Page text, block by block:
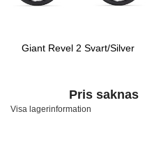
Giant Revel 2 Svart/Silver
Pris saknas
Visa lagerinformation